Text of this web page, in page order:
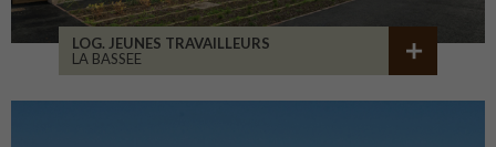
LOG. JEUNES TRAVAILLEURS
LA BASSEE